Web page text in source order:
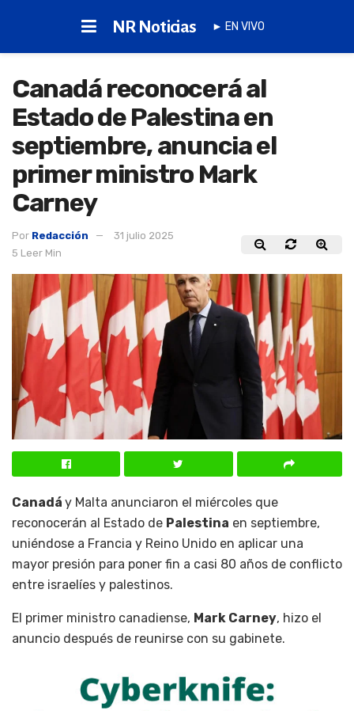
NR Noticias ► EN VIVO
Canadá reconocerá al
Estado de Palestina en
septiembre, anuncia el
primer ministro Mark
Carney
Por Redacción
31 julio 2025
5 Leer Min
Canadá y Malta anunciaron el miércoles que
reconocerán al Estado de Palestina en septiembre,
uniéndose a Francia y Reino Unido en aplicar una
mayor presión para poner fin a casi 80 años de conflicto
entre israelíes y palestinos.
El primer ministro canadiense, Mark Carney, hizo el
anuncio después de reunirse con su gabinete.